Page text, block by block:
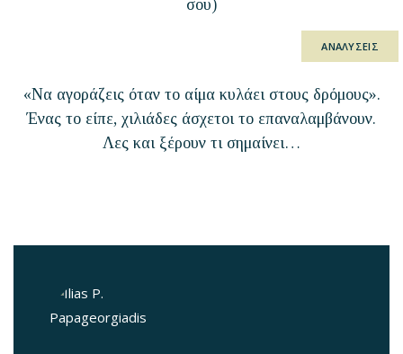
σου)
ΑΝΑΛΥΣΕΙΣ
«Να αγοράζεις όταν το αίμα κυλάει στους δρόμους».
Ένας το είπε, χιλιάδες άσχετοι το επαναλαμβάνουν.
Λες και ξέρουν τι σημαίνει…